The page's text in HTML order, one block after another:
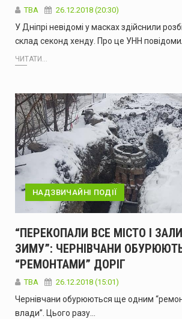
TBA 26.12.2018 (20:30)
У Дніпрі невідомі у масках здійснили
склад секонд хенду. Про це УНН
ЧИТАТИ...
НАДЗВИЧАЙНІ ПОДІЇ
“ПЕРЕКОПАЛИ ВСЕ МІСТО І
ЗИМУ”: ЧЕРНІВЧАНИ
“РЕМОНТАМИ” ДОРІГ
TBA 26.12.2018 (15:01)
Чернівчани обурюються ще одним
влади”. Цього разу…